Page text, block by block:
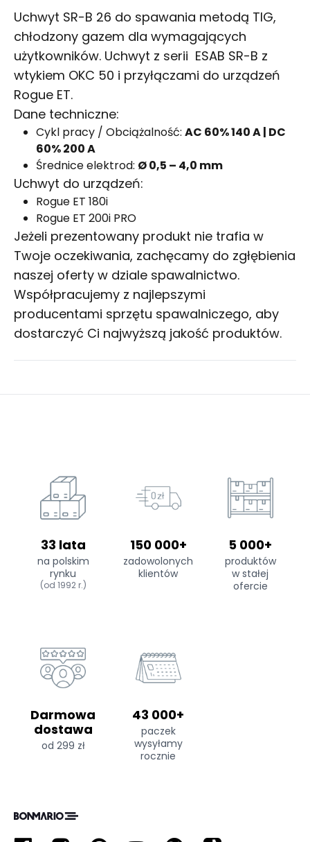
Uchwyt SR-B 26 do spawania metodą TIG,
chłodzony gazem dla wymagających
użytkowników. Uchwyt z serii ESAB SR-B z
wtykiem OKC 50 i przyłączami do urządzeń
Rogue ET.
Dane techniczne:
Cykl pracy / Obciążalność: AC 60% 140 A | DC
60% 200 A
Średnice elektrod: Ø 0,5 – 4,0 mm
Uchwyt do urządzeń:
Rogue ET 180i
Rogue ET 200i PRO
Jeżeli prezentowany produkt nie trafia w
Twoje oczekiwania, zachęcamy do zgłębienia
naszej oferty w dziale spawalnictwo.
Współpracujemy z najlepszymi
producentami sprzętu spawalniczego, aby
dostarczyć Ci najwyższą jakość produktów.
33 lata
na polskim
rynku
(od 1992 r.)
150 000+
zadowolonych
klientów
5 000+
produktów
w stałej
ofercie
Darmowa
dostawa
od 299 zł
43 000+
paczek
wysyłamy
rocznie